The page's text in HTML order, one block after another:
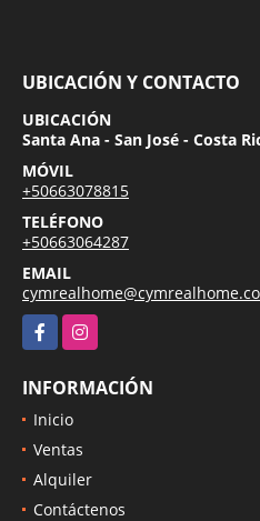
UBICACIÓN Y CONTACTO
UBICACIÓN
Santa Ana - San José - Costa
MÓVIL
+50663078815
TELÉFONO
+50663064287
EMAIL
FacebookInstagram
INFORMACIÓN
Inicio
Ventas
Alquiler
Contáctenos